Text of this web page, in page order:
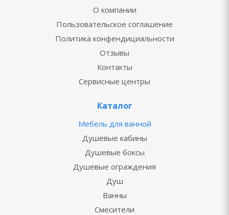
О компании
Пользовательское соглашение
Политика конфендициальности
Отзывы
Контакты
Сервисные центры
Каталог
Мебель для ванной
Душевые кабины
Душевые боксы
Душевые ограждения
Душ
Ванны
Смесители